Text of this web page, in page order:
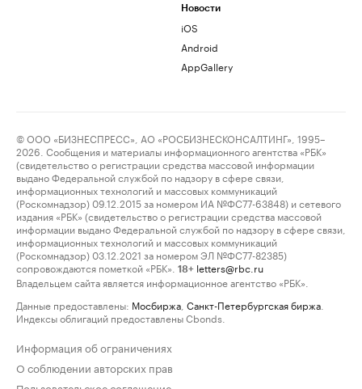
Новости
iOS
Android
AppGallery
© ООО «БИЗНЕСПРЕСС», АО «РОСБИЗНЕСКОНСАЛТИНГ», 1995–
2026. Сообщения и материалы информационного агентства «РБК»
(свидетельство о регистрации средства массовой информации
выдано Федеральной службой по надзору в сфере связи,
информационных технологий и массовых коммуникаций
(Роскомнадзор) 09.12.2015 за номером ИА №ФС77-63848) и сетевого
издания «РБК» (свидетельство о регистрации средства массовой
информации выдано Федеральной службой по надзору в сфере связи,
информационных технологий и массовых коммуникаций
(Роскомнадзор) 03.12.2021 за номером ЭЛ №ФС77-82385)
сопровождаются пометкой «РБК».
18+ letters@rbc.ru
Владельцем сайта является информационное агентство «РБК».
Данные предоставлены: Мосбиржа Санкт-Петербургская биржа
Индексы облигаций предоставлены Cbonds.
Информация об ограничениях
О соблюдении авторских прав